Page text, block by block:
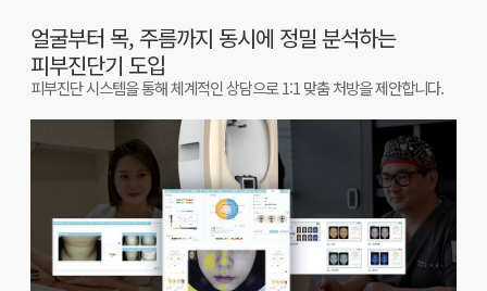
얼굴부터 목, 주름까지 동시에 정밀 분석하는
피부진단기 도입
피부진단 시스템을 통해 체계적인 상담으로 1:1 맞춤 처방을 제안합니다.